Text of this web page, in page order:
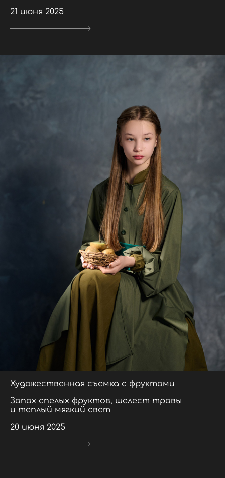
21 июня 2025
Художественная съемка с фруктами
Запах спелых фруктов, шелест травы
и теплый мягкий свет
20 июня 2025